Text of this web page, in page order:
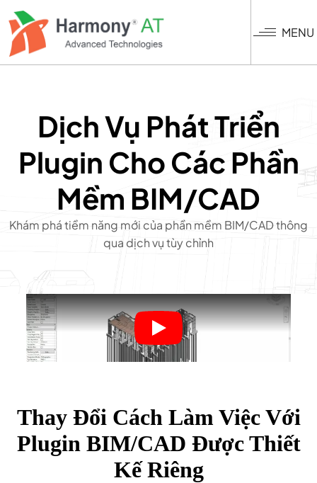
Nhảy
đến
nội
dung
MENU
Dịch Vụ Phát Triển
Plugin Cho Các Phần
Mềm BIM/CAD
Khám phá tiềm năng mới của phần mềm BIM/CAD thông
qua dịch vụ tùy chỉnh
Thay Đổi Cách Làm Việc Với
Plugin BIM/CAD Được Thiết
Kế Riêng